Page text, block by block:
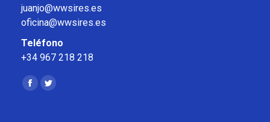
juanjo@wwsires.es
oficina@wwsires.es
Teléfono
+34 967 218 218
Encuéntranos en:
Facebook
Twitter